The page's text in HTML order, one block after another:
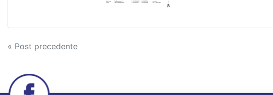
Navigazione
articoli
« Post precedente